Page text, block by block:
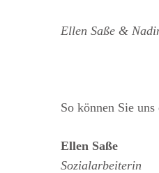
Ellen Saße &
So können Sie uns
Ellen Saße
Sozialarbeiterin